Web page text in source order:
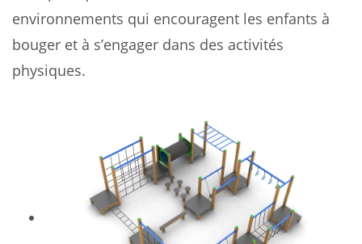
environnements qui encouragent les enfants à
bouger et à s’engager dans des activités
physiques.